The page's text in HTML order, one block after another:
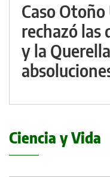
Caso Otoño
rechazó las
y la
Ciencia y Vida